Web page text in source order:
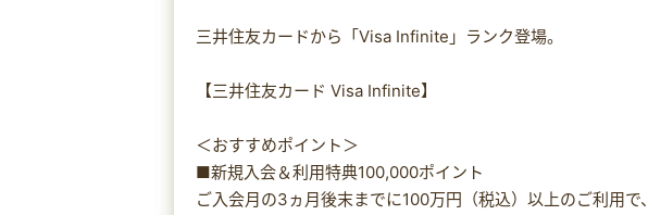
三井住友カードから「Visa Infinite」ランク登場。
【三井住友カード Visa Infinite】
＜おすすめポイント＞
■新規入会＆利用特典100,000ポイント
ご入会月の3ヵ月後末までに100万円（税込）以上のご利用で、